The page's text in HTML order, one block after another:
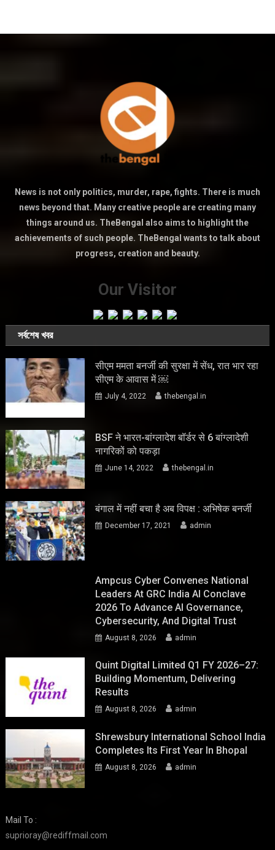
News is not only politics, murder, rape, fights. There is much
news beyond that. Many creative people are creating many
things around us. TheBengal also aims to highlight the
achievements of such people. TheBengal wants to talk about
progress, creation and beauty.
Our Visitor
সর্বশেষ খবর
सीएम ममता बनर्जी की सुरक्षा में सेंध, रात भार रहा
सीएम के आवास में ￼
July 4, 2022 thebengal.in
BSF ने भारत-बांग्लादेश बॉर्डर से 6 बांग्लादेशी
नागरिकों को पकड़ा
June 14, 2022 thebengal.in
बंगाल में नहीं बचा है अब विपक्ष : अभिषेक बनर्जी
December 17, 2021 admin
Ampcus Cyber Convenes National
Leaders At GRC India AI Conclave
2026 To Advance AI Governance,
Cybersecurity, And Digital Trust
August 8, 2026 admin
Quint Digital Limited Q1 FY 2026–27:
Building Momentum, Delivering
Results
August 8, 2026 admin
Shrewsbury International School India
Completes Its First Year In Bhopal
August 8, 2026 admin
Mail To :
suprioray@rediffmail.com